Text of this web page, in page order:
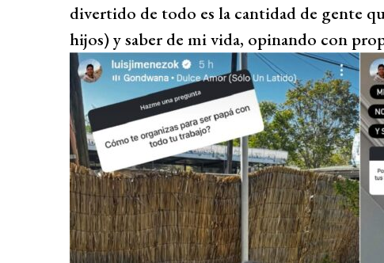
divertido de todo es la cantidad de gente
hijos) y saber de mi vida, opinando con